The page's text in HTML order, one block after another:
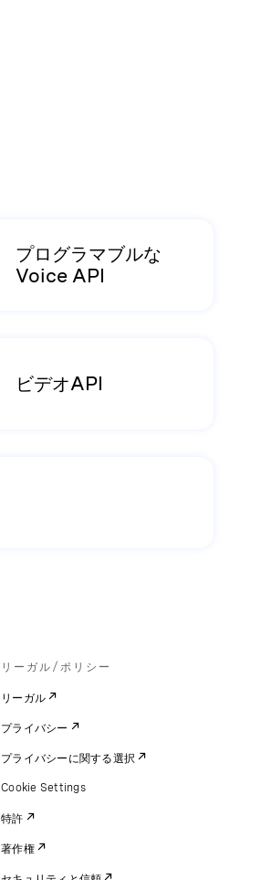
プログラマブルな
Voice API
ビデオAPI
リーガル/ポリシー
リーガル
プライバシー
プライバシーに関する選択
Cookie Settings
特許
著作権